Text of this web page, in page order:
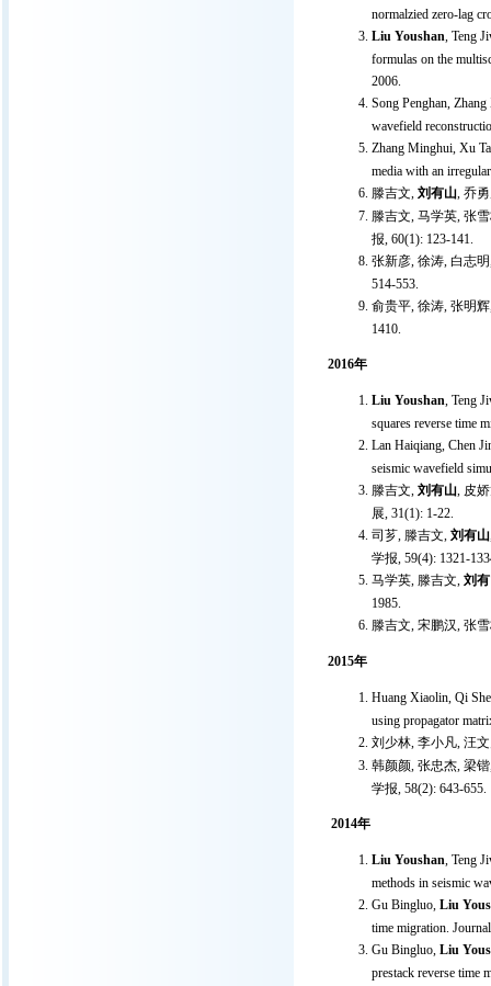
normalzied zero-lag
Liu Youshan, Teng
formulas on the
2006.
Song Penghan,
wavefield
Zhang Minghui, Xu
media with an
滕吉文, 刘有山, 乔
滕吉文, 马学英, 张
报, 60(1): 123-141.
张新彦, 徐涛, 白志
514-553.
俞贵平, 徐涛, 张明
1410.
2016年
Liu Youshan, Teng
squares reverse time
Lan Haiqiang, Chen
seismic wavefield
滕吉文, 刘有山, 皮
展, 31(1): 1-22.
司芗, 滕吉文, 刘有山
学报, 59(4): 1321-
马学英, 滕吉文, 刘
1985.
滕吉文, 宋鹏汉, 张
2015年
Huang Xiaolin, Qi
using propagator
刘少林, 李小凡, 汪
韩颜颜, 张忠杰, 梁
学报, 58(2): 643-655.
2014年
Liu Youshan, Teng
methods in seismic
Gu Bingluo, Liu
time migration.
Gu Bingluo, Liu
prestack reverse time